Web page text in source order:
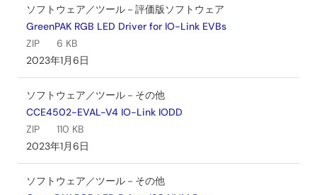
ソフトウェア／ツール－評価版ソフトウェア
GreenPAK RGB LED Driver for IO-Link EVBs
ZIP
6 KB
2023年1月6日
ソフトウェア／ツール－その他
CCE4502-EVAL-V4 IO-Link IODD
ZIP
110 KB
2023年1月6日
ソフトウェア／ツール－その他